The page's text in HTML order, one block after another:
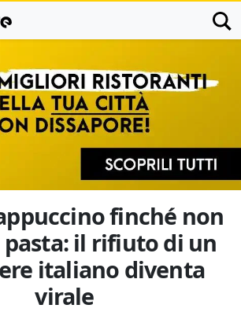
finché non
il rifiuto di un
italiano diventa
virale